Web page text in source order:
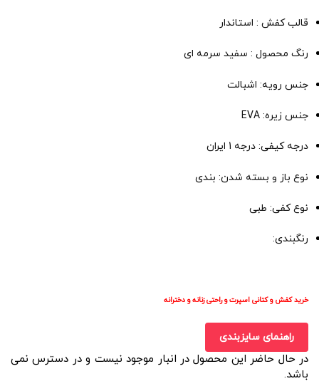
قالب کفش : استاندار
رنگ محصول : سفید سرمه ای
جنس رویه: اشبالت
جنس زیره: EVA
درجه کیفی: درجه 1 ایران
نوع باز و بسته شدن: بندی
نوع کفی: طبی
رنگبندی:
خرید کفش و کتانی اسپرت و راحتی زنانه و دخترانه
راهنمای سایزبندی
در حال حاضر این محصول در انبار موجود نیست و در دسترس نمی
باشد.